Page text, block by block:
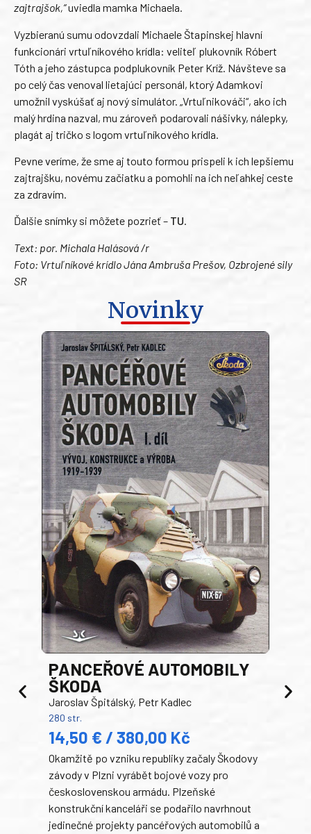
zajtrajšok,“uviedla mamka Michaela.
Vyzbieranú sumu odovzdali Michaele Štapinskej hlavní
funkcionári vrtuľníkového krídla: veliteľ plukovník Róbert
Tóth a jeho zástupca podplukovník Peter Kríž. Návšteve sa
po celý čas venoval lietajúci personál, ktorý Adamkovi
umožnil vyskúšať aj nový simulátor. „Vrtuľnikováči“, ako ich
malý hrdina nazval, mu zároveň podarovali nášivky, nálepky,
plagát aj tričko s logom vrtuľníkového krídla.
Pevne veríme, že sme aj touto formou prispeli k ich lepšiemu
zajtrajšku, novému začiatku a pomohli na ich neľahkej ceste
za zdravím.
Ďalšie snímky si môžete pozrieť – TU.
Text: por. Michala Halásová /r
Foto: Vrtuľníkové krídlo Jána Ambruša Prešov, Ozbrojené sily
SR
Novinky
PANCEŘOVÉ AUTOMOBILY
ŠKODA
Jaroslav Špitálský, Petr Kadlec
280 str.
14,50 € / 380,00 Kč
Okamžitě po vzniku republiky začaly Škodovy
závody v Plzni vyrábět bojové vozy pro
československou armádu. Plzeňské
konstrukční kanceláři se podařilo navrhnout
jedinečné projekty pancéřových automobilů a